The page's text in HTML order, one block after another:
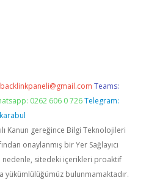
backlinkpaneli@gmail.com Teams:
0262 606 0 726 Telegram:
Kanun gereğince Bilgi Teknolojileri
onaylanmış bir Yer Sağlayıcı
sitedeki içerikleri proaktif
yükümlülüğümüz bulunmamaktadır.